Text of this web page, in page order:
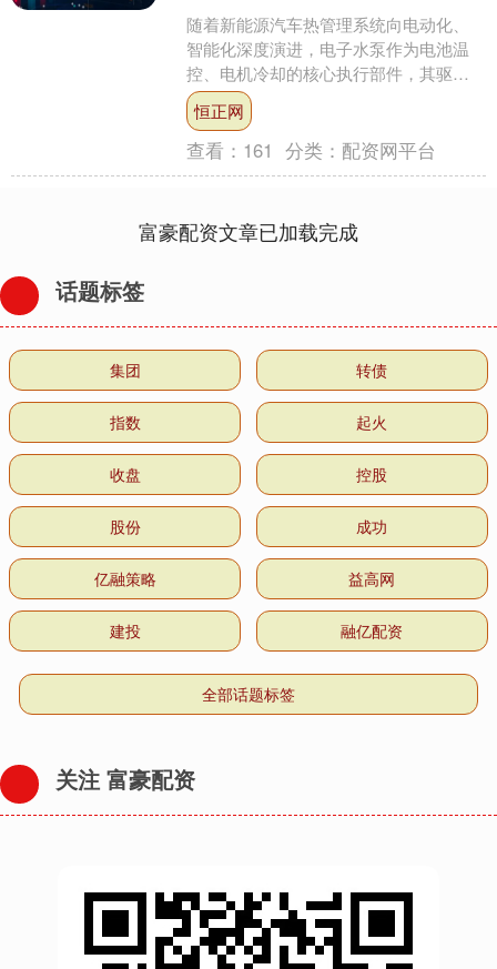
随着新能源汽车热管理系统向电动化、
智能化深度演进，电子水泵作为电池温
控、电机冷却的核心执行部件，其驱动
方案的效率与可靠性直接关乎整车续航
与安全。微硕WINSOK....
恒正网
查看： 161 分类： 配资网平台
富豪配资文章已加载完成
话题标签
集团 转债
指数 起火
收盘 控股
股份 成功
亿融策略 益高网
建投 融亿配资
全部话题标签
关注 富豪配资